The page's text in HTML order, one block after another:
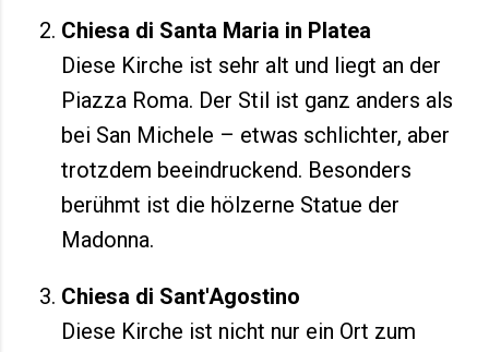
Chiesa di Santa Maria in Platea
Diese Kirche ist sehr alt und liegt an der
Piazza Roma. Der Stil ist ganz anders als
bei San Michele – etwas schlichter, aber
trotzdem beeindruckend. Besonders
berühmt ist die hölzerne Statue der
Madonna.
Chiesa di Sant'Agostino
Diese Kirche ist nicht nur ein Ort zum